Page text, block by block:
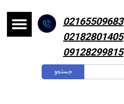
جستجو
02165509683
02182801405
09128299815